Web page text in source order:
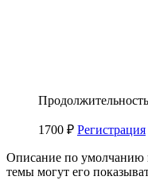
1700 ₽ Регистрация
Описание по умолчанию
темы могут его